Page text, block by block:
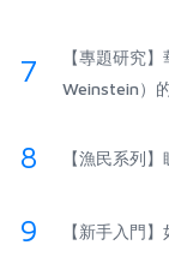
7
【專題研究
Weinstein）
8 【漁民系列
9 【新手入門